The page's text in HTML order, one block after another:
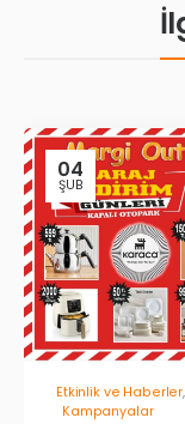
04
ŞUB
Etkinlik ve Haberler,
Kampanyalar